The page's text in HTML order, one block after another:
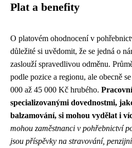
Plat a benefity
O platovém ohodnocení v
důležité si uvědomit, že se jedná o
zaslouží spravedlivou odměnu.
podle pozice a regionu, ale obecně
000 až 45 000 Kč hrubého.
specializovanými dovednostmi,
balzamování, si mohou vydělat i
mohou zaměstnanci v pohřebnictví
jsou příspěvky na stravování,